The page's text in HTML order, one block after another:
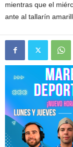
mientras que el
ante al tallarín